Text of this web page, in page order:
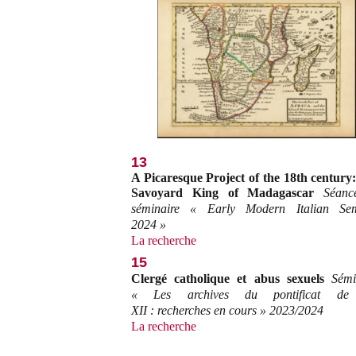
13
A Picaresque Project of the 18th
Savoyard King of Madagascar
séminaire « Early Modern Italian
2024 »
La recherche
15
Clergé catholique et abus sexuels
« Les archives du pontificat de
XII : recherches en cours » 2023/2024
La recherche